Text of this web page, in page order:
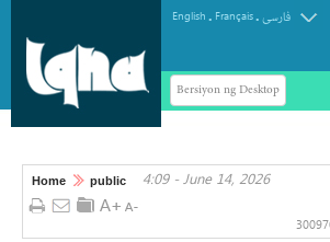
English . Français.فارسی
Bersiyon ng Desktop
Home public 4:09 - June 14, 2026